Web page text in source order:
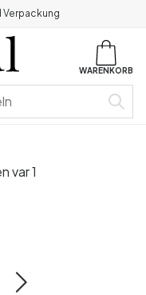
Verpackung
WARENKORB